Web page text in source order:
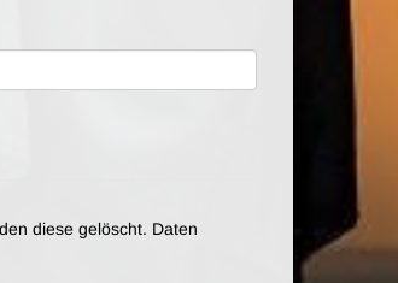
diese gelöscht. Daten